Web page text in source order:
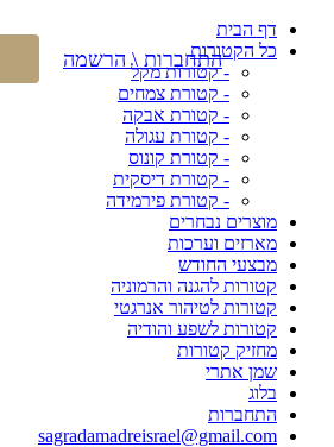
דף הבית
כל הקטורות
- קטורות מקל
- קטורת צמחים
- קטורת אבקה
- קטורת עגולה
- קטורת קונוס
- קטורת דיסקית
- קטורת פירמידה
מוצרים נבחרים
מארזים וערכות
מבצעי החודש
קטורות להגנה והרמוניה
קטורות לטיהור אנרגטי
קטורות לשפע והודיה
מחזיק קטורות
שמן אתרי
בלוג
התחברות
sagradamadreisrael@gmail.com
התחברות \ הרשמה